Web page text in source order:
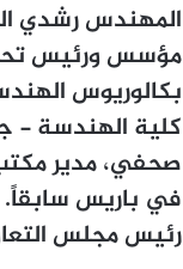
المهندس رشدي
مؤسس ورئيس
بكالوريوس
كلية الهندسة -
صحفي، مدير
في باريس سابقاً.
رئيس مجلس